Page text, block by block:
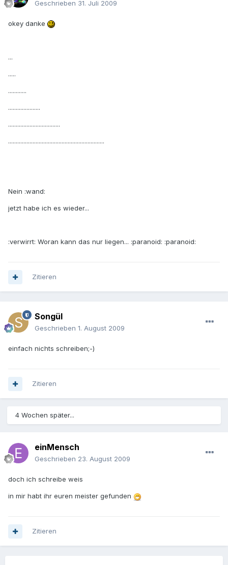
Geschrieben 31. Juli 2009
okey danke
...
.....
............
.....................
..................................
...............................................................
Nein :wand:
jetzt habe ich es wieder...
:verwirrt: Woran kann das nur liegen... :paranoid: :paranoid:
Zitieren
Songül
Geschrieben 1. August 2009
einfach nichts schreiben;-)
Zitieren
4 Wochen später...
einMensch
Geschrieben 23. August 2009
doch ich schreibe weis
in mir habt ihr euren meister gefunden
Zitieren